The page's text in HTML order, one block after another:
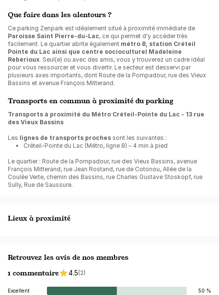
Que faire dans les alentours ?
Ce parking Zenpark est idéalement situé à proximité immédiate de
Paroisse Saint Pierre-du-Lac, ce qui permet d'y accéder très
facilement. Le quartier abrite également métro 8, station Créteil
Pointe du Lac ainsi que centre socioculturel Madeleine
Rebérioux. Seul(e) ou avec des amis, vous y trouverez un cadre idéal
pour vous ressourcer et vous divertir. Le secteur est desservi par
plusieurs axes importants, dont Route de la Pompadour, rue des Vieux
Bassins et avenue François Mitterand.
Transports en commun à proximité du parking
Transports à proximité du Métro Créteil-Pointe du Lac - 13 rue
des Vieux Bassins
Les lignes de transports proches sont les suivantes :
Créteil-Pointe du Lac (Métro, ligne 8) – 4 min à pied
Le quartier : Route de la Pompadour, rue des Vieux Bassins, avenue
François Mitterand, rue Jean Rostand, rue de Cotonou, Allée de la
Coulée Verte, chemin des Bassins, rue Charles Gustave Stoskopf, rue
Sully, Rue de Saussure.
Lieux à proximité
Retrouvez les avis de nos membres
1 commentaire
4.5(2)
Excellent
50 %